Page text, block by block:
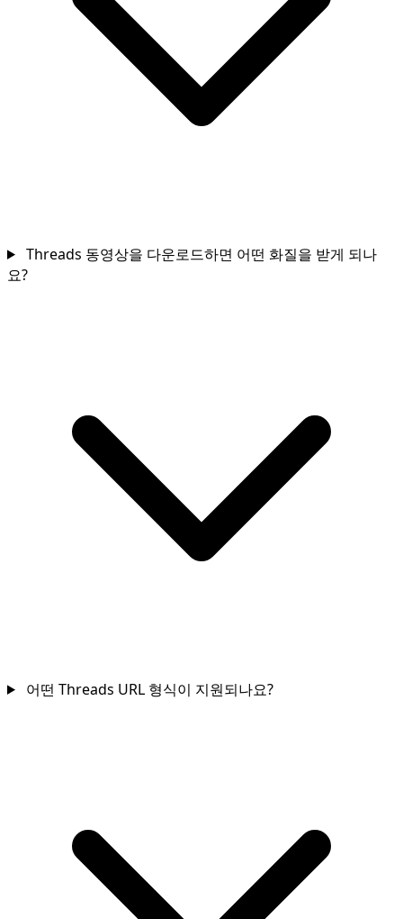
Threads 동영상을 다운로드하면 어떤 화질을 받게 되나
요?
어떤 Threads URL 형식이 지원되나요?